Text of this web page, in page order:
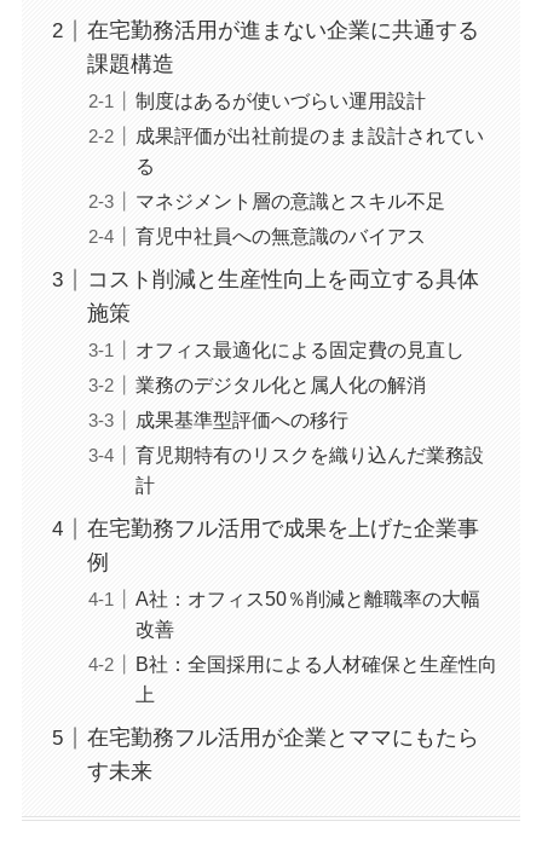
在宅勤務活用が進まない企業に共通する
課題構造
制度はあるが使いづらい運用設計
成果評価が出社前提のまま設計されてい
る
マネジメント層の意識とスキル不足
育児中社員への無意識のバイアス
コスト削減と生産性向上を両立する具体
施策
オフィス最適化による固定費の見直し
業務のデジタル化と属人化の解消
成果基準型評価への移行
育児期特有のリスクを織り込んだ業務設
計
在宅勤務フル活用で成果を上げた企業事
例
A社：オフィス50％削減と離職率の大幅
改善
B社：全国採用による人材確保と生産性向
上
在宅勤務フル活用が企業とママにもたら
す未来